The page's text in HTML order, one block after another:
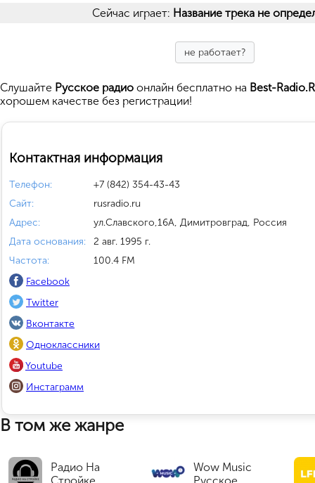
Сейчас играет: Название трека не
не работает?
Cлушайте Русское радио онлайн бесплатно на Best-
хорошем качестве без регистрации!
Контактная информация
Телефон:
+7 (842) 354-43-43
Сайт:
rusradio.ru
Адрес:
ул.Славского,16А, Димитровград, Россия
Дата основания:
2 авг. 1995 г.
Частота:
100.4 FM
Facebook
Twitter
Вконтакте
Одноклассники
Youtube
Инстаграмм
В том же жанре
Радио На
Wow Music